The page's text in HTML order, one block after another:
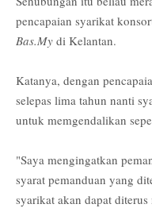
pencapaian syarikat
Bas.My di Kelantan.
Katanya, dengan
selepas lima tahun nanti
untuk memgendalikan
"Saya mengingatkan
syarat pemanduan yang
syarikat akan dapat